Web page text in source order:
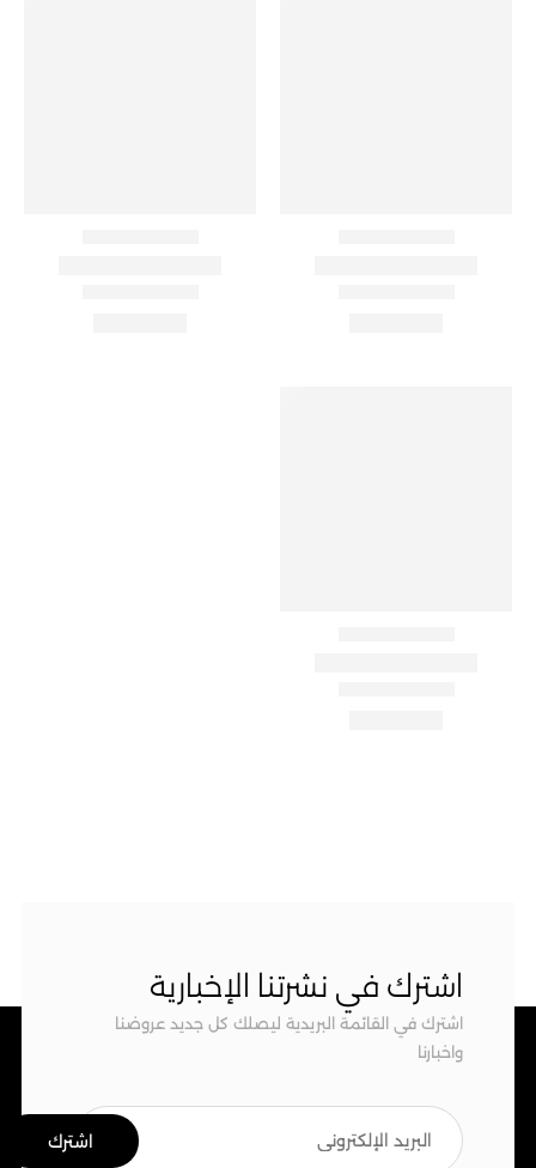
اشترك في نشرتنا الإخبارية
اشترك في القائمة البريدية ليصلك كل جديد عروضنا
واخبارنا